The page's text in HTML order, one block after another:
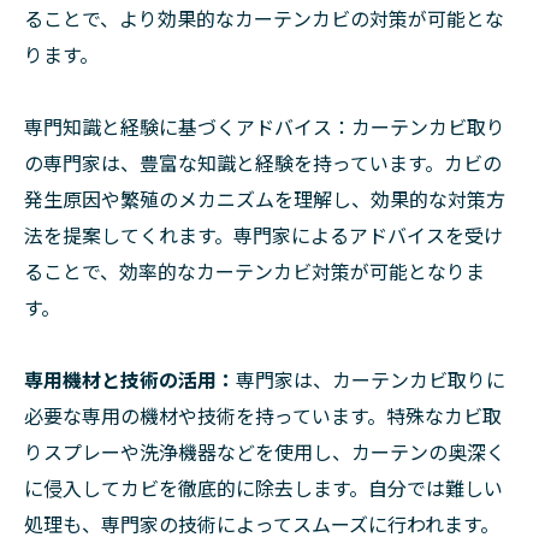
ることで、より効果的なカーテンカビの対策が可能とな
ります。
専門知識と経験に基づくアドバイス：カーテンカビ取り
の専門家は、豊富な知識と経験を持っています。カビの
発生原因や繁殖のメカニズムを理解し、効果的な対策方
法を提案してくれます。専門家によるアドバイスを受け
ることで、効率的なカーテンカビ対策が可能となりま
す。
専用機材と技術の活用： 専門家は、カーテンカビ取りに
必要な専用の機材や技術を持っています。特殊なカビ取
りスプレーや洗浄機器などを使用し、カーテンの奥深く
に侵入してカビを徹底的に除去します。自分では難しい
処理も、専門家の技術によってスムーズに行われます。